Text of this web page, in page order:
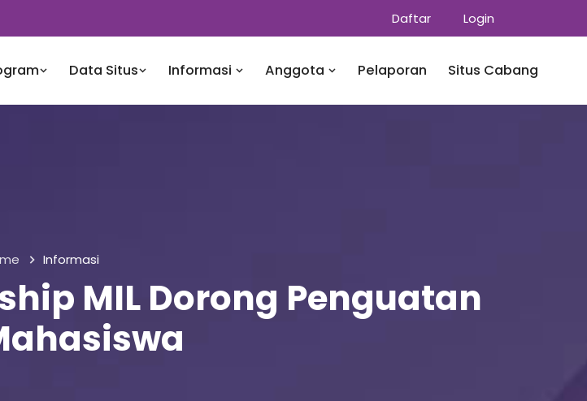
Daftar Login
Data Situs Informasi Anggota Pelaporan Situs Cabang
Informasi
MIL Dorong Penguatan